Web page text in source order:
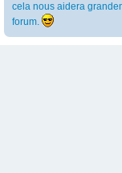
cela nous aidera
forum.